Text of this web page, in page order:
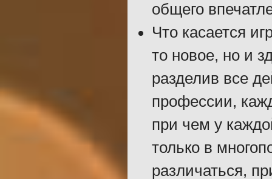
общего
Что касается
то новое, но и
разделив все
профессии,
при чем у
только в
различаться,